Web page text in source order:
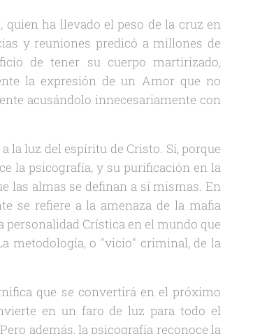
ha llevado el peso de la cruz en
y reuniones predicó a millones de
de tener su cuerpo martirizado,
la expresión de un Amor que no
acusándolo innecesariamente con
la luz del espíritu de Cristo. Sí, porque
la psicografía, y su purificación en la
las almas se definan a sí mismas. En
se refiere a la amenaza de la mafia
Crística en el mundo que
metodología, o "vicio" criminal, de la
que se convertirá en el próximo
en un faro de luz para todo el
además, la psicografía reconoce la